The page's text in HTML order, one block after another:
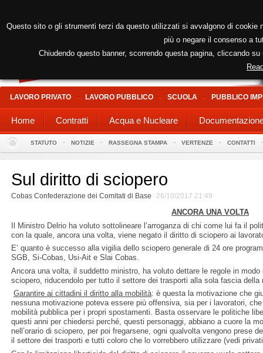
LAVORO PRIVATO LAVORO PUBBLICO SCUOLA PUBBLICO
Home Contratti Acqua e Nucleare
STATUTO NOTIZIE RASSEGNA STAMPA VERTENZE CONTATTI
Sul diritto di sciopero
Cobas Confederazione dei Comitati di Base 26/10/2017 21:49
ANCORA UNA VOLTA
Il Ministro Delrio ha voluto sottolineare l’arroganza di chi come lui fa il
con la quale, ancora una volta, viene negato il diritto di sciopero ai
E’ quanto è successo alla vigilia dello sciopero generale di 24 ore
SGB, Si-Cobas, Usi-Ait e Slai Cobas.
Ancora una volta, il suddetto ministro, ha voluto dettare le regole in
sciopero, riducendolo per tutto il settore dei trasporti alla sola fascia
Garantire ai cittadini il diritto alla mobilità: è questa la motivazione che
nessuna motivazione poteva essere più offensiva, sia per i lavoratori,
mobilità pubblica per i propri spostamenti. Basta osservare le politiche
questi anni per chiedersi perché, questi personaggi, abbiano a cuore la
nell’orario di sciopero, per poi fregarsene, ogni qualvolta vengono prese
il settore dei trasporti e tutti coloro che lo vorrebbero utilizzare (vedi
Questo sito o gli strumenti terzi da questo utilizzati si avvalgono di
più o negare il consenso a
Chiudendo questo banner, scorrendo questa pagina, cliccando